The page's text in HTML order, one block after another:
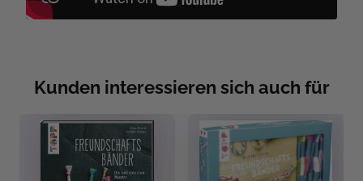
Kunden interessieren sich auch für